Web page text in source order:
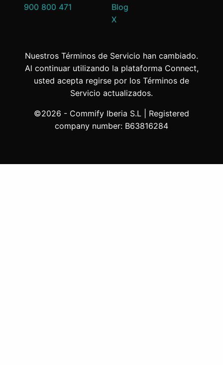
900 800 471
Blog
X
Nuestros Términos de Servicio han cambiado.
Al continuar utilizando la plataforma Connect,
usted acepta regirse por los Términos de
Servicio actualizados.
©2026 - Commify Iberia S.L | Registered
company number: B63816284